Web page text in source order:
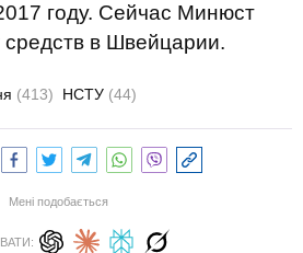
году. Сейчас Минюст
средств в Швейцарии.
(413) НСТУ (44)
Мені подобається